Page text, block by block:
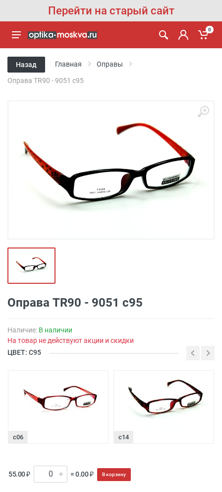
Перейти на старый сайт
0
Назад Главная Оправы
Оправа TR90 - 9051 c95
Оправа TR90 - 9051 c95
Наличие: В наличии
На товар не действуют акции и скидки
ЦВЕТ: С95
с06 с14
55.00 ₽ = 0.00 ₽ В корзину